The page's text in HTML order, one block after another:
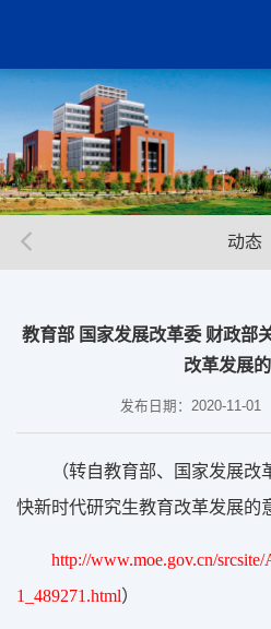
动态
教育部 国家发展改革委 财政部
改革发展
发布日期：2020-11-01
（转自教育部、国家发展
快新时代研究生教育改革发展的
http://www.moe.gov.cn/
1_489271.html）